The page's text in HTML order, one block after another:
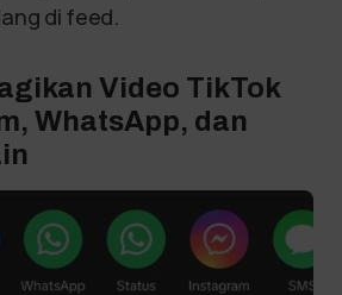
di feed.
Video TikTok
WhatsApp, dan